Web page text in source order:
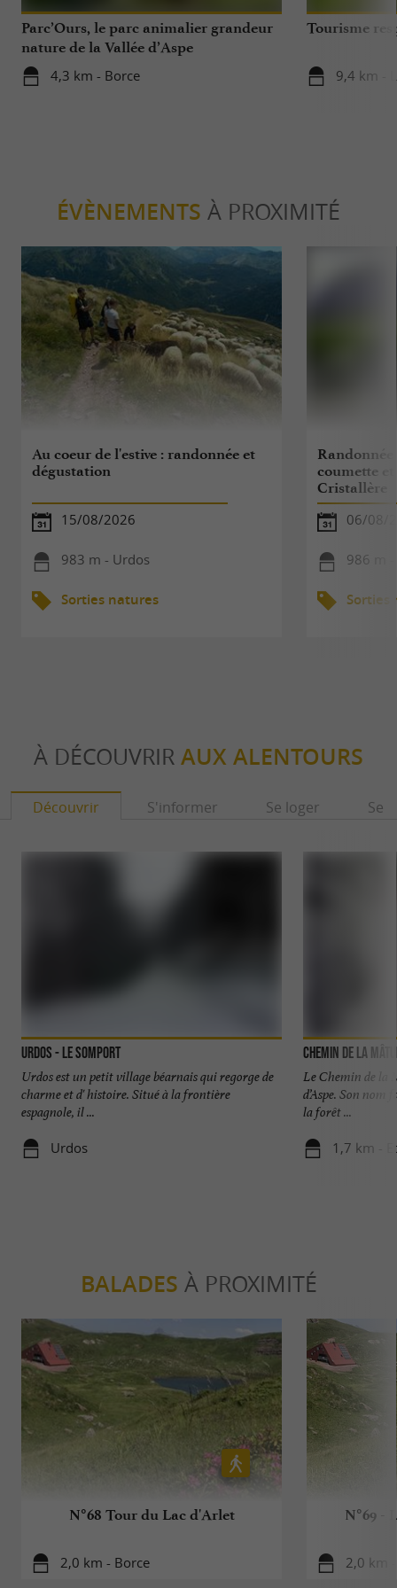
Parc’Ours, le parc animalier grandeur
nature de la Vallée d’Aspe
4,3 km - Borce
Tourisme
9,4 km -
ÉVÈNEMENTS À PROXIMITÉ
Au coeur de l'estive : randonnée et
dégustation
15/08/2026
983 m - Urdos
Sorties natures
coumette
Cristallère
06/08/
986 m
Sorties
À DÉCOUVRIR AUX ALENTOURS
Découvrir S'informer Se loger Se
Urdos - Le Somport
Urdos est un petit village béarnais qui regorge de
charme et d' histoire. Situé à la frontière
espagnole, il ...
Urdos
Chemin de la
Le Chemin de la
d’Aspe. Son nom
la forêt ...
1,7 km -
BALADES À PROXIMITÉ
N°68 Tour du Lac d'Arlet
2,0 km - Borce
N°69 -
2,0 km